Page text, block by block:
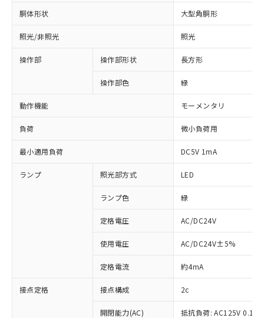
胴体形状 大型角胴形
照光/非照光 照光
操作部 操作部形状 長方形
操作部色 緑
動作機能 モーメンタリ
負荷 微小負荷用
最小適用負荷 DC5V 1mA
ランプ 照光部方式 LED
ランプ色 緑
定格電圧 AC/DC24V
使用電圧 AC/DC24V±5%
定格電流 約4mA
接点定格 接点構成 2c
開閉能力(AC) 抵抗負荷: AC125V 0.1A